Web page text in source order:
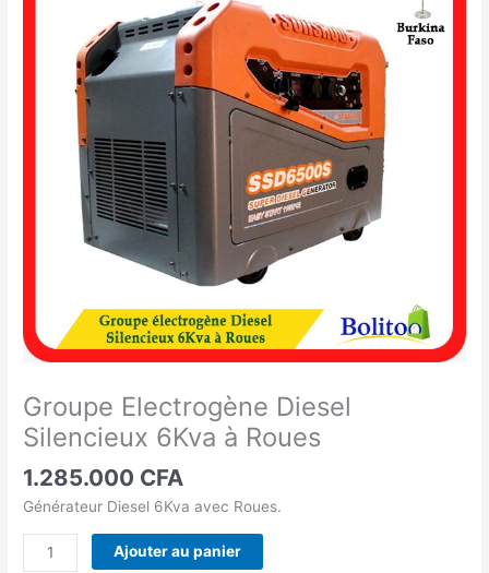
Groupe Electrogène Diesel
Silencieux 6Kva à Roues
1.285.000 CFA
Générateur Diesel 6Kva avec Roues.
Silencieux
Ajouter au panier